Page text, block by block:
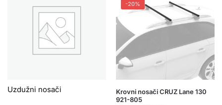
Uzdužni nosači
-20%
Krovni nosači CRUZ Lane 130
921-805